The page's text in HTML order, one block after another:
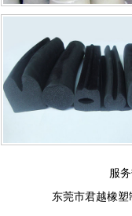
服
东莞市君越橡